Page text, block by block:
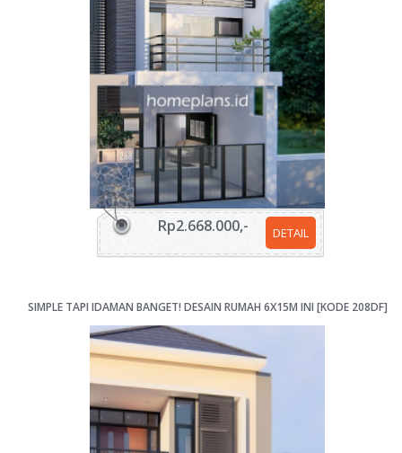
DETAIL
Rp2.668.000,-
SIMPLE TAPI IDAMAN BANGET! DESAIN RUMAH 6X15M INI [KODE 208DF]